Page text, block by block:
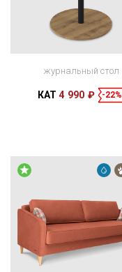
журнальный стол
КАТ 4 990 ₽ -22%